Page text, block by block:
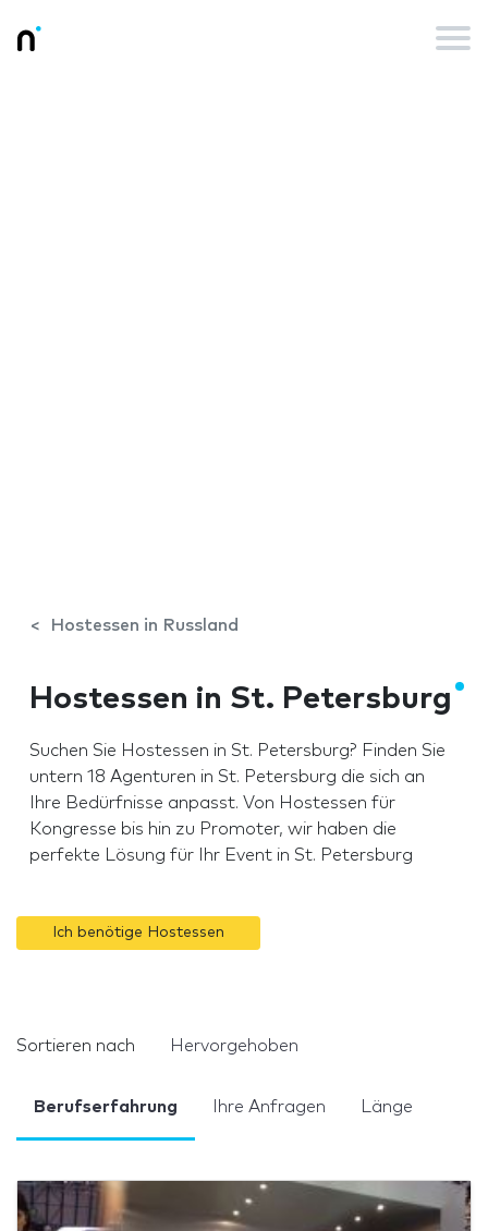
Hostessen in Russland
Hostessen in St. Petersburg
Suchen Sie Hostessen in St. Petersburg? Finden Sie
untern 18 Agenturen in St. Petersburg die sich an
Ihre Bedürfnisse anpasst. Von Hostessen für
Kongresse bis hin zu Promoter, wir haben die
perfekte Lösung für Ihr Event in St. Petersburg
Ich benötige Hostessen
Sortieren nach Hervorgehoben
Berufserfahrung Ihre Anfragen Länge